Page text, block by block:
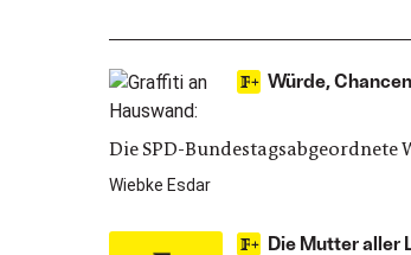
Würde,
Die SPD-Bundestagsabgeordnete
Wiebke Esdar
Die Mutter aller